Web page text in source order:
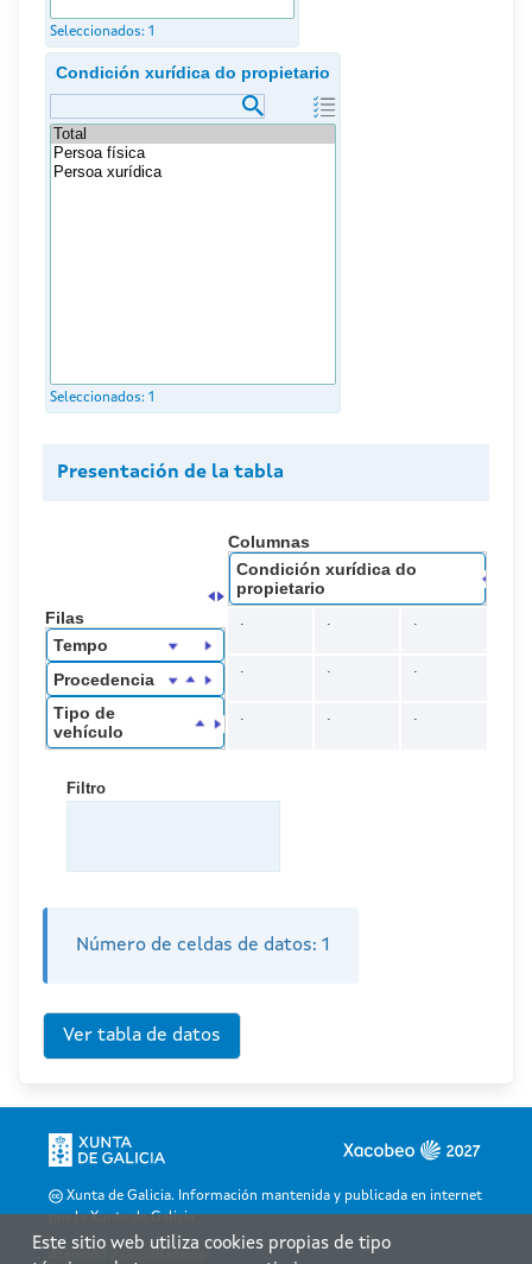
Seleccionados: 1
Condición xurídica do propietario
Seleccionados: 1
Presentación de la tabla
Columnas
Condición xurídica do
propietario
Filas
Tempo
Procedencia
Tipo de
vehículo
Filtro
Número de celdas de datos: 1
Xunta de Galicia. Información mantenida y publicada en internet
por la Xunta de Galicia
Este sitio web utiliza cookies propias de tipo